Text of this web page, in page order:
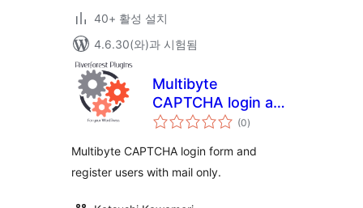
40+ 활성 설치
4.6.30(와)과 시험됨
Multibyte
CAPTCHA login and
Mail only register
(0전
체
점
)
Multibyte CAPTCHA login form and
register users with mail only.